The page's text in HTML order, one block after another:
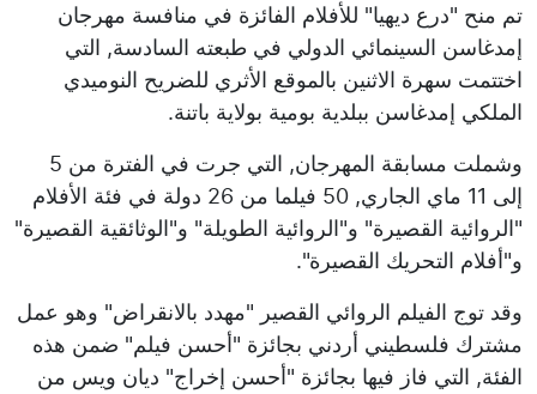
تم منح "درع ديهيا" للأفلام الفائزة في منافسة مهرجان
إمدغاسن السينمائي الدولي في طبعته السادسة, التي
اختتمت سهرة الاثنين بالموقع الأثري للضريح النوميدي
الملكي إمدغاسن ببلدية بومية بولاية باتنة.
وشملت مسابقة المهرجان, التي جرت في الفترة من 5
إلى 11 ماي الجاري, 50 فيلما من 26 دولة في فئة الأفلام
"الروائية القصيرة" و"الروائية الطويلة" و"الوثائقية القصيرة"
و"أفلام التحريك القصيرة".
وقد توج الفيلم الروائي القصير "مهدد بالانقراض" وهو عمل
مشترك فلسطيني أردني بجائزة "أحسن فيلم" ضمن هذه
الفئة, التي فاز فيها بجائزة "أحسن إخراج" ديان ويس من